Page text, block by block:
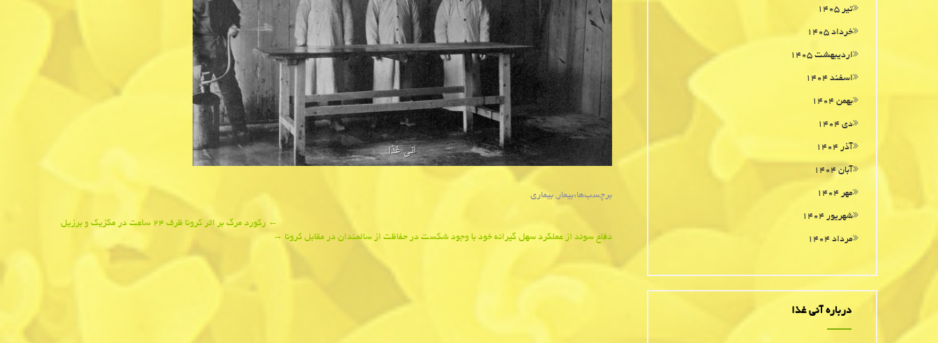
برچسب‌ها:بیمار, بیماری
navigation
← ركورد مرگ بر اثر كرونا ظرف ۲۴ ساعت در مكزیك و برزیل
دفاع سوئد از عملكرد سهل گیرانه خود با وجود شكست در حفاظت از سالمندان در مقابل كرونا →
تیر ۱۴۰۵
خرداد ۱۴۰۵
اردیبهشت ۱۴۰۵
اسفند ۱۴۰۴
بهمن ۱۴۰۴
دی ۱۴۰۴
آذر ۱۴۰۴
آبان ۱۴۰۴
مهر ۱۴۰۴
شهریور ۱۴۰۴
مرداد ۱۴۰۴
درباره آنی غذا